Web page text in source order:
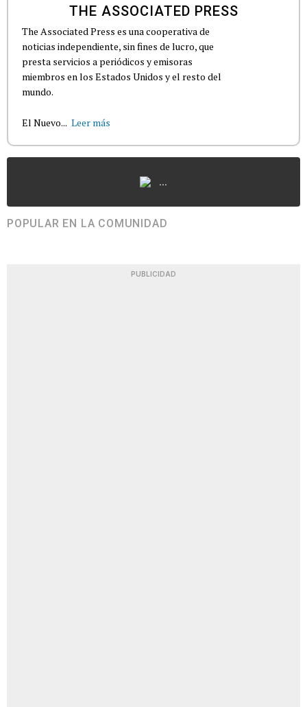
THE ASSOCIATED PRESS
The Associated Press es una cooperativa de
noticias independiente, sin fines de lucro, que
presta servicios a periódicos y emisoras
miembros en los Estados Unidos y el resto del
mundo.
El Nuevo... Leer más
...
POPULAR EN LA COMUNIDAD
PUBLICIDAD